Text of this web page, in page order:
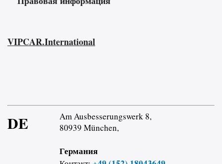
VIPCAR.International
DE
Am Ausbesserungswerk 8,
80939 München,
Германия